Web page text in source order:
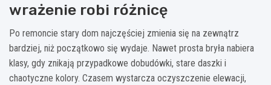
wrażenie robi różnicę
Po remoncie stary dom najczęściej zmienia się na zewnątrz
bardziej, niż początkowo się wydaje. Nawet prosta bryła nabiera
klasy, gdy znikają przypadkowe dobudówki, stare daszki i
chaotyczne kolory. Czasem wystarcza oczyszczenie elewacji,